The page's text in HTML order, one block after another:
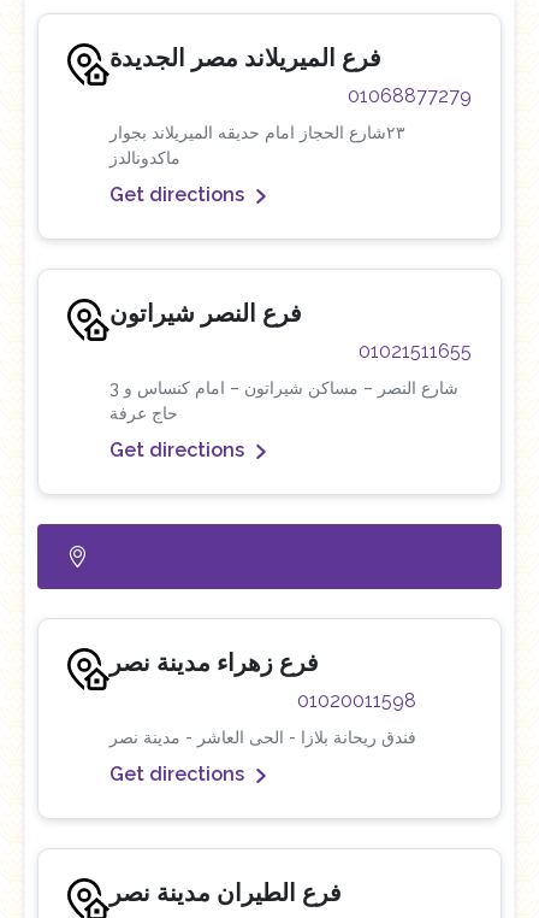
فرع الميريلاند مصر الجديدة
01068877279
٢٣شارع الحجاز امام حديقه الميريلاند بجوار
ماكدونالدز
Get directions
فرع النصر شيراتون
01021511655
3 شارع النصر – مساكن شيراتون – امام كنساس و
حاج عرفة
Get directions
فرع زهراء مدينة نصر
01020011598
فندق ريحانة بلازا - الحى العاشر - مدينة نصر
Get directions
فرع الطيران مدينة نصر